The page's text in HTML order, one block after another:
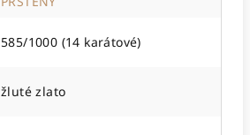
585/1000 (14 karátové)
žluté zlato